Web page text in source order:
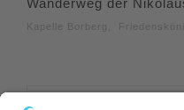
Kapelle Borberg,